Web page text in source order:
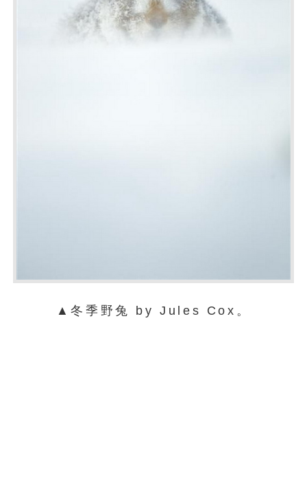
▲冬季野兔 by Jules Cox。